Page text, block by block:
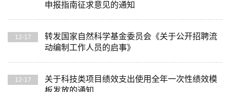
申报指南征求意见的通知
12-17
转发国家自然科学基金委员会《关于公开招聘流
动编制工作人员的启事》
12-17
关于科技类项目绩效支出使用全年一次性绩效模
板发放的通知